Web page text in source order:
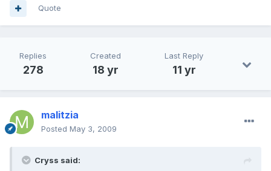
Quote
Replies
278
Created
18 yr
Last Reply
11 yr
malitzia
Posted May 3, 2009
Cryss said: